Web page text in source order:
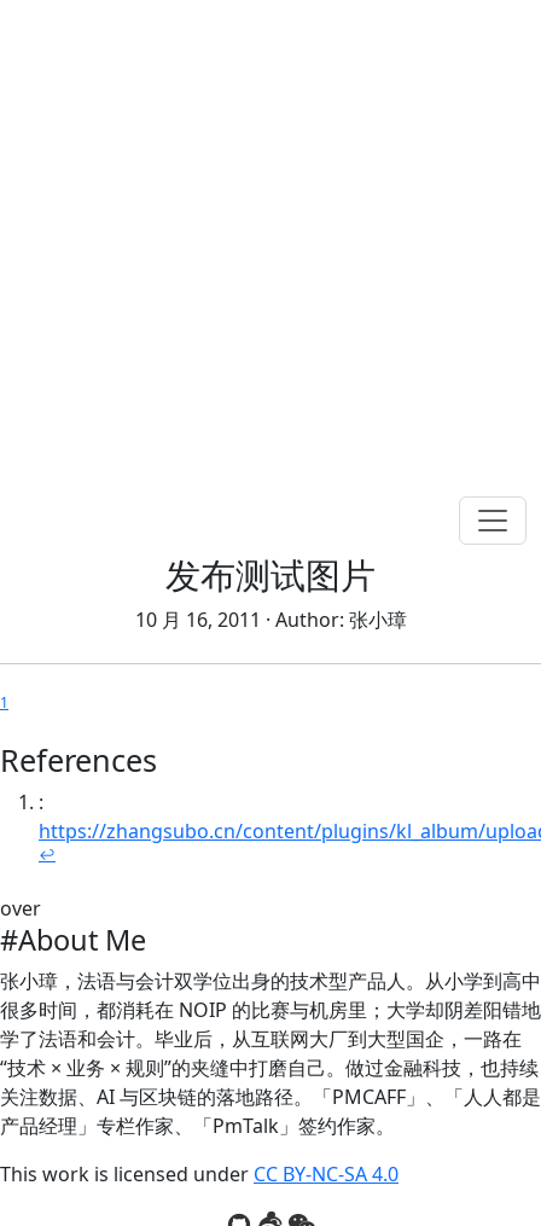
发布测试图片
10 月 16, 2011 · Author: 张小璋
1
References
:
https://zhangsubo.cn/content/plugins/kl_album/
↩
over
#About Me
张小璋，法语与会计双学位出身的技术型产品人。从小学到高中
很多时间，都消耗在 NOIP 的比赛与机房里；大学却阴差阳错地
学了法语和会计。毕业后，从互联网大厂到大型国企，一路在
“技术 × 业务 × 规则”的夹缝中打磨自己。做过金融科技，也持续
关注数据、AI 与区块链的落地路径。「PMCAFF」、「人人都是
产品经理」专栏作家、「PmTalk」签约作家。
This work is licensed under CC BY-NC-SA 4.0